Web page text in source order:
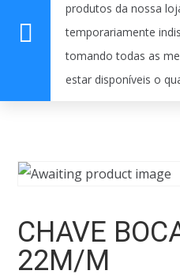
produtos da nossa
temporariamente
tomando todas as
estar disponíveis o
CHAVE
22M/M